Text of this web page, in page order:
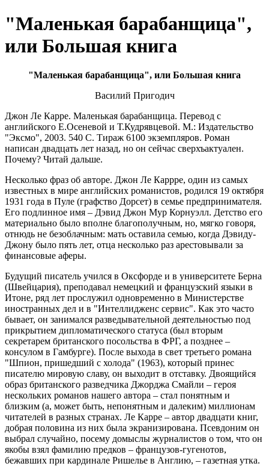
"Маленькая барабанщица",
или Большая книга
"Маленькая барабанщица", или Большая книга
Василий Пригодич
Джон Ле Карре. Маленькая барабанщица. Перевод с
английского Е.Осеневой и Т.Кудрявцевой. М.: Издательство
"Эксмо", 2003. 540 С. Тираж 6100 экземпляров. Роман
написан двадцать лет назад, но он сейчас сверхъактуален.
Почему? Читай дальше.
Несколько фраз об авторе. Джон Ле Каррре, один из самых
известных в мире английских романистов, родился 19 октября
1931 года в Пуле (графство Дорсет) в семье предпринимателя.
Его подлинное имя – Дэвид Джон Мур Корнуэлл. Детство его
материально было вполне благополучным, но, мягко говоря,
отнюдь не безоблачным: мать оставила семью, когда Дэвиду-
Джону было пять лет, отца несколько раз арестовывали за
финансовые аферы.
Будущий писатель учился в Оксфорде и в университете Берна
(Швейцария), преподавал немецкий и французский языки в
Итоне, ряд лет прослужил одновременно в Министерстве
иностранных дел и в "Интеллидженс сервис". Как это часто
бывает, он занимался разведывательной деятельностью под
прикрытием дипломатического статуса (был вторым
секретарем британского посольства в ФРГ, а позднее –
консулом в Гамбурге). После выхода в свет третьего романа
"Шпион, пришедший с холода" (1963), который принес
писателю мировую славу, он выходит в отставку. Двоящийся
образ британского разведчика Джорджа Смайли – героя
нескольких романов нашего автора – стал понятным и
близким (а, может быть, непонятным и далеким) миллионам
читателей в разных странах. Ле Карре – автор двадцати книг,
добрая половина из них была экранизирована. Псевдоним он
выбрал случайно, посему домыслы журналистов о том, что он
якобы взял фамилию предков – французов-гугенотов,
бежавших при кардинале Ришелье в Англию, – газетная утка.